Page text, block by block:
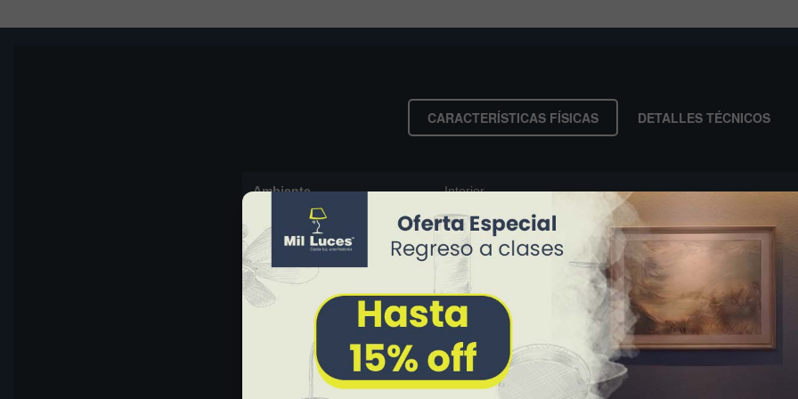
CARACTERÍSTICAS FÍSICAS DETALLES TÉCNICOS
Ambiente Interior
Aplicación Techo
Materiales
Color Blanco
Mate
Dimensiones 47 cm (largo) x 47 cm (ancho) x 13 cm (alto)